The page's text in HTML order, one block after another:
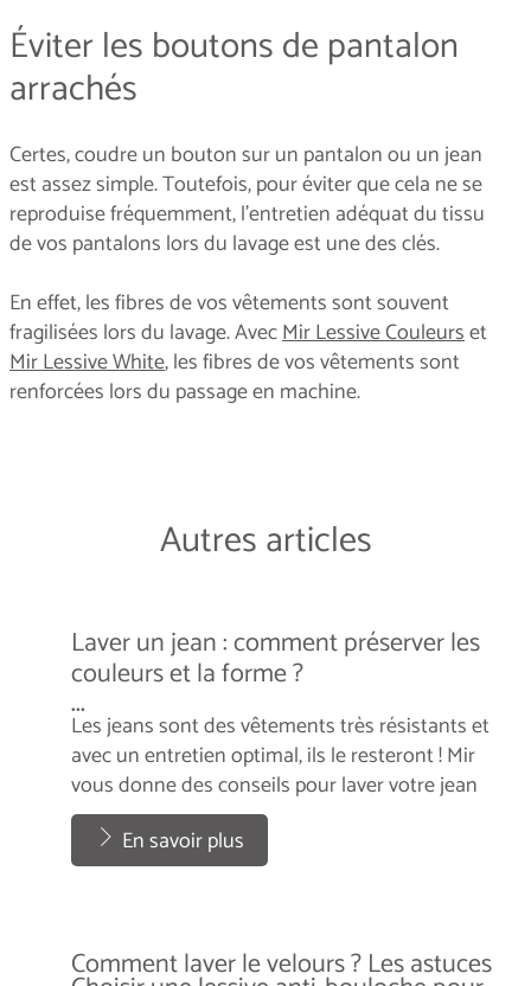
Éviter les boutons de pantalon
arrachés
Certes, coudre un bouton sur un pantalon ou un jean
est assez simple. Toutefois, pour éviter que cela ne se
reproduise fréquemment, l’entretien adéquat du tissu
de vos pantalons lors du lavage est une des clés.
En effet, les fibres de vos vêtements sont souvent
fragilisées lors du lavage. AvecMir Lessive Couleurset
Mir Lessive White, les fibres de vos vêtements sont
renforcées lors du passage en machine.
Autres articles
Laver un jean : comment préserver les
couleurs et la forme ?
...
Les jeans sont des vêtements très résistants et
avec un entretien optimal, ils le resteront ! Mir
vous donne des conseils pour laver votre jean
correctement.
...
En savoir plus
Comment laver le velours ? Les astuces